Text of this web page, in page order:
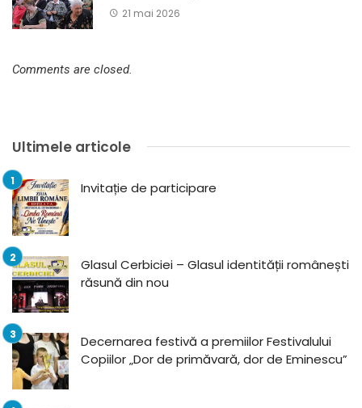
21 mai 2026
Comments are closed.
Ultimele articole
Invitație de participare
Glasul Cerbiciei – Glasul identității românești
răsună din nou
Decernarea festivă a premiilor Festivalului
Copiilor „Dor de primăvară, dor de Eminescu”